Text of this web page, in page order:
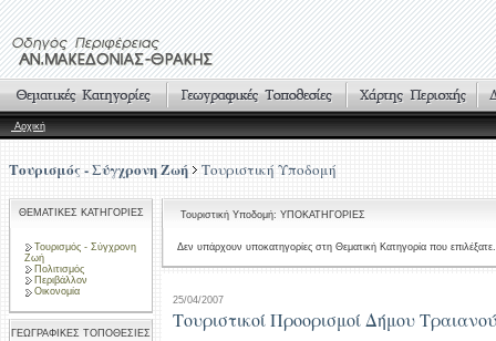
Αρχική
Τουρισμός - Σύγχρονη Ζωή Τουριστική Υποδομή
ΘΕΜΑΤΙΚΕΣ ΚΑΤΗΓΟΡΙΕΣ
Τουρισμός - Σύγχρονη
Ζωή
Πολιτισμός
Περιβάλλον
Οικονομία
ΓΕΩΓΡΑΦΙΚΕΣ ΤΟΠΟΘΕΣΙΕΣ
Τουριστική Υποδομή: ΥΠΟΚΑΤΗΓΟΡΙΕΣ
Δεν υπάρχουν υποκατηγορίες στη Θεματική Κατηγορία που επιλέξατε.
25/04/2007
Τουριστικοί Προορισμοί Δήμου